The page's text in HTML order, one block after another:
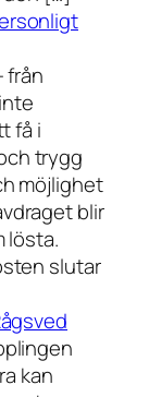
från
få i
trygg
möjlighet
blir
lösta.
slutar
kan